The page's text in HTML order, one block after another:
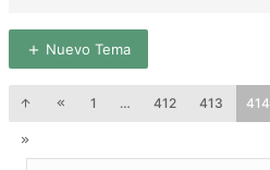
Nuevo Tema
1 … 412 413 414